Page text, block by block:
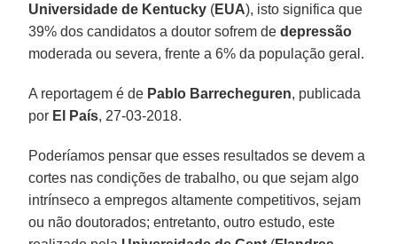
Universidade de Kentucky (EUA), isto significa que
39% dos candidatos a doutor sofrem dedepressão
moderada ou severa, frente a 6% da população geral.
A reportagem é de Pablo Barrecheguren, publicada
por El País, 27-03-2018.
Poderíamos pensar que esses resultados se devem a
cortes nas condições de trabalho, ou que sejam algo
intrínseco a empregos altamente competitivos, sejam
ou não doutorados; entretanto, outro estudo, este